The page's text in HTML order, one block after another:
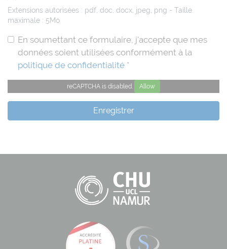
Extensions autorisées : pdf, doc, docx, jpeg, png - Taille
maximale : 5Mo
En soumettant ce formulaire, j'accepte que mes
données soient utilisées conformément à la
politique de confidentialité *
reCAPTCHA is disabled. Allow
Enregistrer